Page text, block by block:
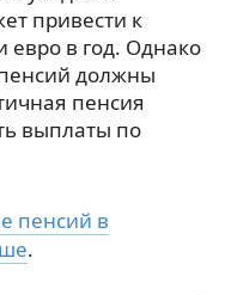
привести к
евро в год. Однако
должны
пенсия
выплаты по
пенсий в
.